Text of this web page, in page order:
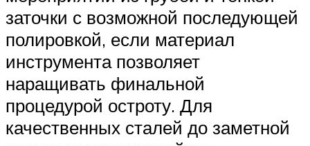
заточки с возможной последующей
полировкой, если материал
инструмента позволяет
наращивать финальной
процедурой остроту. Для
качественных сталей до заметной